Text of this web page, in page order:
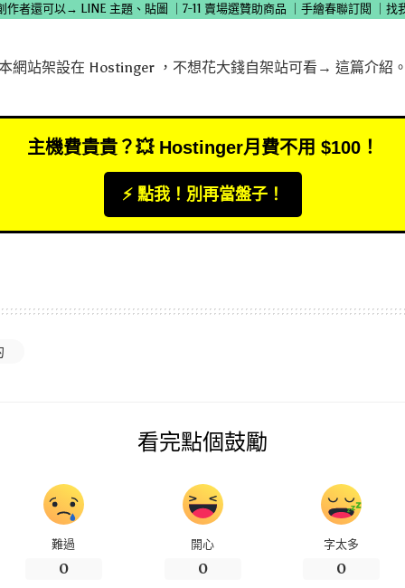
作者還可以→ LINE 主題、貼圖 7-11 賣場選贊助商品 手繪春聯訂閱 找
網站架設在 Hostinger，不想花大錢自架站可看→ 這篇介紹 。
主機費貴貴？💥 Hostinger月費不用 $100！
⚡️ 點我！別再當盤子！
看完點個鼓勵
難過
0
開心
0
字太多
0